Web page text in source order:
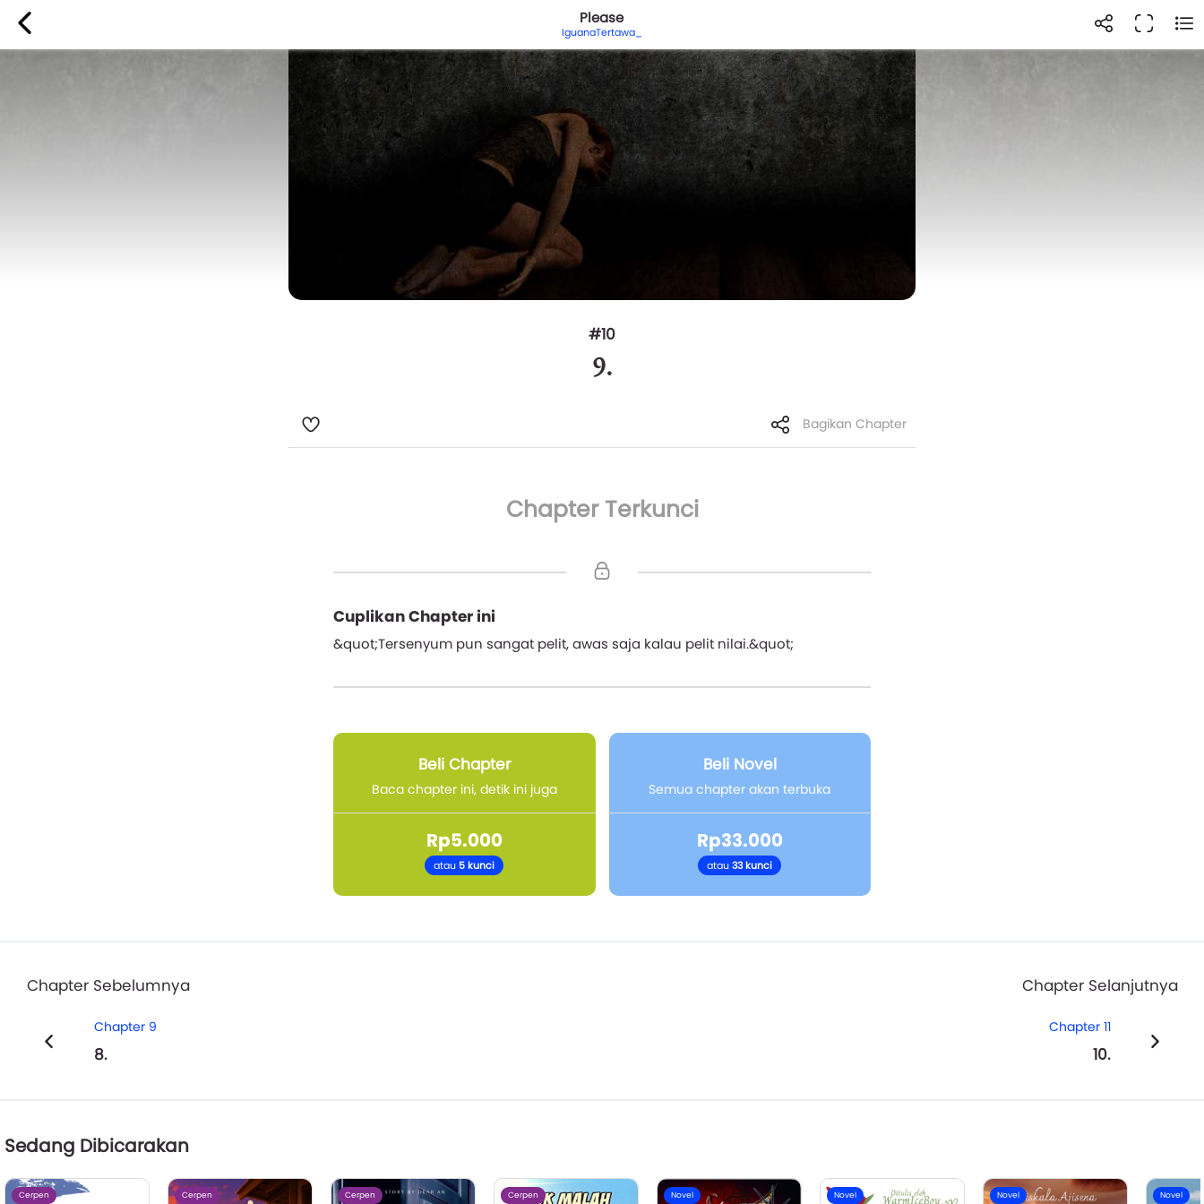
Please
IguanaTertawa_
#10
9.
Bagikan Chapter
Chapter Terkunci
Cuplikan Chapter ini
&quot;Tersenyum pun sangat pelit, awas saja kalau pelit nilai.&quot;
Beli Chapter
Baca chapter ini, detik ini juga
Rp5.000
atau 5 kunci
Beli Novel
Semua chapter akan terbuka
Rp33.000
atau33 kunci
Chapter Sebelumnya
Chapter 9
8.
Chapter Selanjutnya
Chapter 11
10.
Sedang Dibicarakan
Cerpen Cerpen Cerpen Cerpen Novel Novel Novel Novel